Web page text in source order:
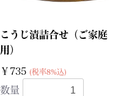
こうじ漬詰合せ（ご家庭
用）
￥735 (税率8%込)
数量